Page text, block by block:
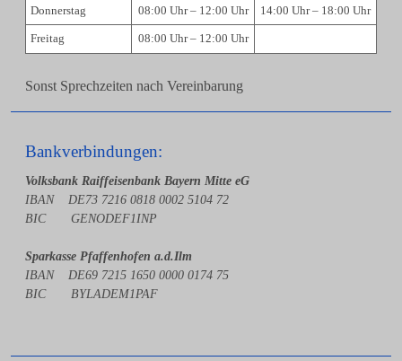
Donnerstag 08:00 Uhr – 12:00 Uhr 14:00 Uhr – 18:00 Uhr
Freitag 08:00 Uhr – 12:00 Uhr
Sonst Sprechzeiten nach Vereinbarung
Bankverbindungen:
Volksbank Raiffeisenbank Bayern Mitte eG
IBAN DE73 7216 0818 0002 5104 72
BIC GENODEF1INP
Sparkasse Pfaffenhofen a.d.Ilm
IBAN DE69 7215 1650 0000 0174 75
BIC BYLADEM1PAF